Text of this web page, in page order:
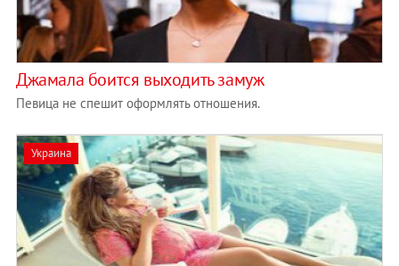
Джамала боится выходить замуж
Певица не спешит оформлять отношения.
Украина